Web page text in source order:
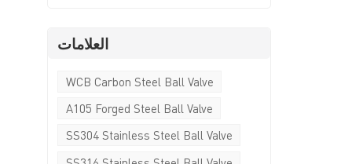
العلامات
WCB Carbon Steel Ball Valve
A105 Forged Steel Ball Valve
SS304 Stainless Steel Ball Valve